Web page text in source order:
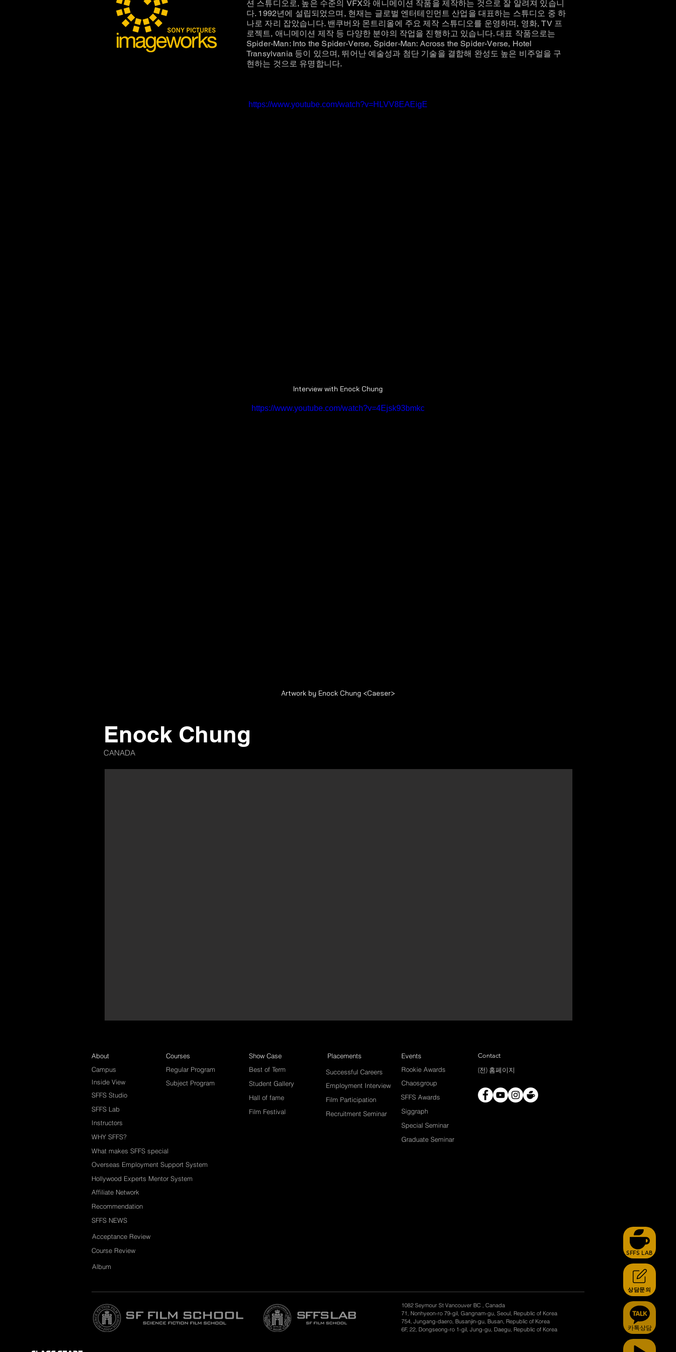
션 스튜디오로, 높은 수준의 VFX와 애니메이션 작품을 제작하는 것으로 잘 알려져 있습니
다. 1992년에 설립되었으며, 현재는 글로벌 엔터테인먼트 산업을 대표하는 스튜디오 중 하
나로 자리 잡았습니다. 밴쿠버와 몬트리올에 주요 제작 스튜디오를 운영하며, 영화, TV 프
로젝트, 애니메이션 제작 등 다양한 분야의 작업을 진행하고 있습니다. 대표 작품으로는
Spider-Man: Into the Spider-Verse, Spider-Man: Across the Spider-Verse, Hotel
Transylvania 등이 있으며, 뛰어난 예술성과 첨단 기술을 결합해 완성도 높은 비주얼을 구
현하는 것으로 유명합니다.
https://www.youtube.com/watch?v=HLVV8EAEigE
Interview with Enock Chung
https://www.youtube.com/watch?v=4Ejsk93bmkc
Artwork by Enock Chung <Caeser>
Enock Chung
CANADA
카톡상담
상담문의
SFFS LAB
About
Campus
Instructors
SFFS Lab
SFFS Studio
Inside View
WHY SFFS?
What makes SFFS special
Hollywood Experts Mentor System
Overseas Employment Support System
Affiliate Network
Recommendation
SFFS NEWS
Acceptance Review
Course Review
Regular Program
Subject Program
Courses
Best of Term
Student Gallery
Hall of fame
Film Festival
Show Case
Placements
Successful Careers
Film Participation
Employment Interview
Recruitment Seminar
Rookie Awards
Chaosgroup
Special Seminar
Siggraph
Graduate Seminar
SFFS Awards
Events
Contact
(전) 홈페이지
Album
1082 Seymour St Vancouver BC , Canada
71, Nonhyeon-ro 79-gil, Gangnam-gu, Seoul, Republic of Korea
754, Jungang-daero, Busanjin-gu, Busan, Republic of Korea
6F, 22, Dongseong-ro 1-gil, Jung-gu, Daegu, Republic of Korea